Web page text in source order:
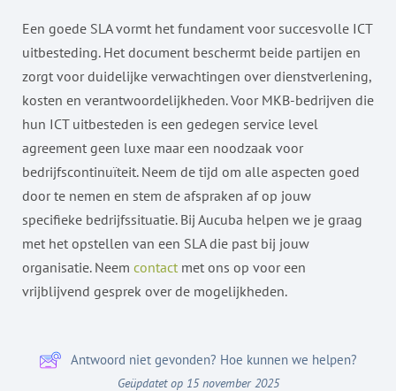
Een goede SLA vormt het fundament voor succesvolle ICT
uitbesteding. Het document beschermt beide partijen en
zorgt voor duidelijke verwachtingen over dienstverlening,
kosten en verantwoordelijkheden. Voor MKB-bedrijven die
hun ICT uitbesteden is een gedegen service level
agreement geen luxe maar een noodzaak voor
bedrijfscontinuïteit. Neem de tijd om alle aspecten goed
door te nemen en stem de afspraken af op jouw
specifieke bedrijfssituatie. Bij Aucuba helpen we je graag
met het opstellen van een SLA die past bij jouw
organisatie. Neem contact met ons op voor een
vrijblijvend gesprek over de mogelijkheden.
Antwoord niet gevonden? Hoe kunnen we helpen?
Geüpdatet op 15 november 2025